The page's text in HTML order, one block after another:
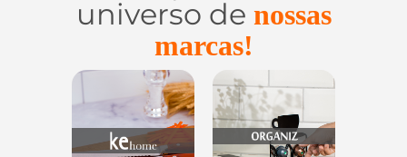
universo de nossas
marcas!
Lar
Casa e
Organização
Utilidades